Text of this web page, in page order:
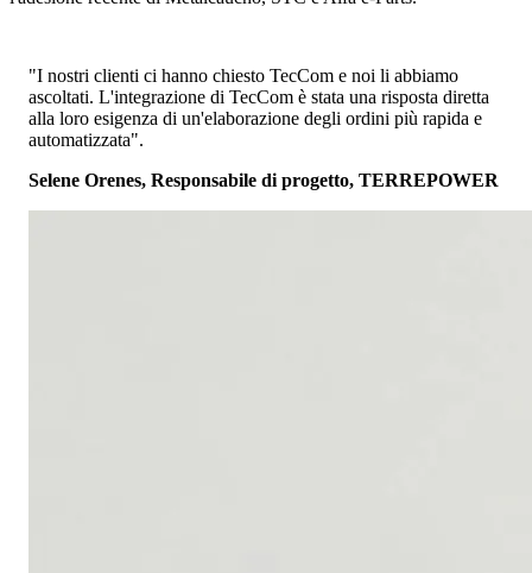
"I nostri clienti ci hanno chiesto TecCom e noi li abbiamo
ascoltati. L'integrazione di TecCom è stata una risposta diretta
alla loro esigenza di un'elaborazione degli ordini più rapida e
automatizzata".
Selene Orenes, Responsabile di progetto, TERREPOWER